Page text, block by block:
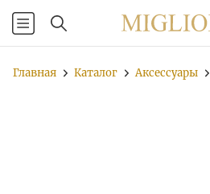
Главная Каталог Аксессуары